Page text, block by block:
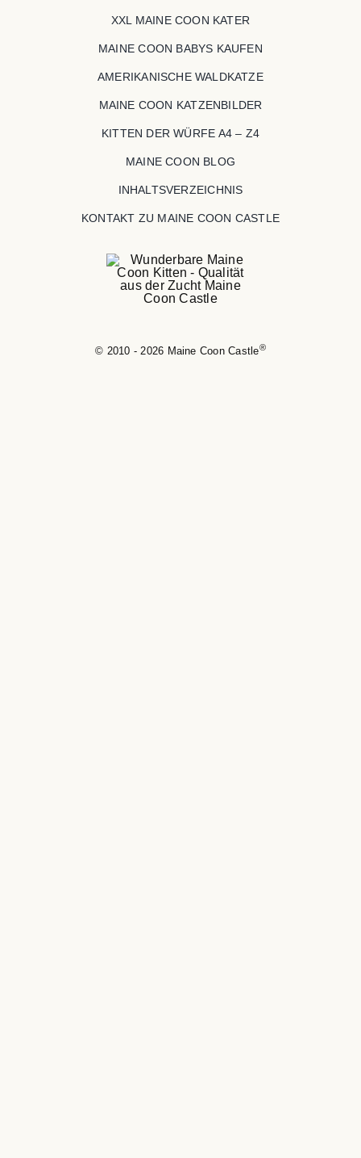
XXL MAINE COON KATER
MAINE COON BABYS KAUFEN
AMERIKANISCHE WALDKATZE
MAINE COON KATZENBILDER
KITTEN DER WÜRFE A4 – Z4
MAINE COON BLOG
INHALTSVERZEICHNIS
KONTAKT ZU MAINE COON CASTLE
© 2010 - 2026 Maine Coon Castle®